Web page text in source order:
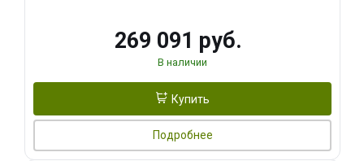
269 091 руб.
В наличии
Купить
Подробнее